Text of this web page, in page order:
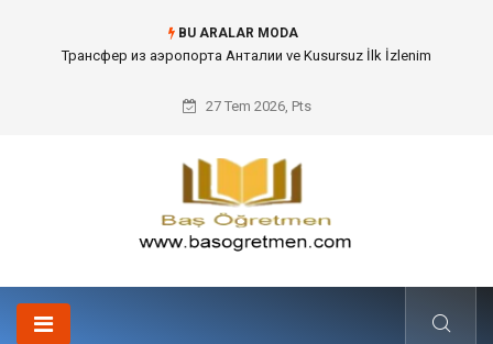
BU ARALAR MODA
Kafes Sandık ve Peyzaj Mimarisinde Dev Bitkilerin Transferi
27 Tem 2026, Pts